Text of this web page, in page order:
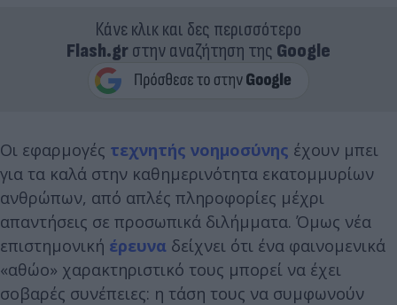
Κάνε κλικ και δες περισσότερο
Flash.grστην αναζήτηση της Google
Οι εφαρμογές τεχνητής νοημοσύνης έχουν μπει
για τα καλά στην καθημερινότητα εκατομμυρίων
ανθρώπων, από απλές πληροφορίες μέχρι
απαντήσεις σε προσωπικά διλήμματα. Όμως νέα
επιστημονική έρευνα δείχνει ότι ένα φαινομενικά
«αθώο» χαρακτηριστικό τους μπορεί να έχει
σοβαρές συνέπειες: η τάση τους να συμφωνούν